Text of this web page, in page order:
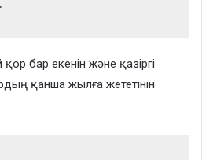
бар екенін және қазіргі
қанша жылға жететінін